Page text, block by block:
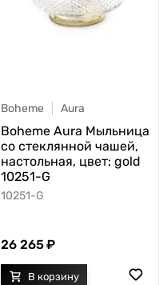
Boheme Aura
Boheme Aura Мыльница
со стеклянной чашей,
настольная, цвет: gold
10251-G
10251-G
26 265